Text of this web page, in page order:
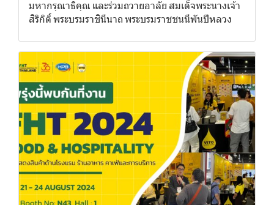
มหากรุณาธิคุณ และร่วมถวายอาลัย สมเด็จพระนางเจ้า
สิริกิติ์ พระบรมราชินีนาถ พระบรมราชชนนีพันปีหลวง